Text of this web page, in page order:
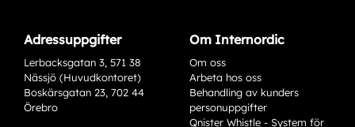
Adressuppgifter
Lerbacksgatan 3, 571 38
Nässjö (Huvudkontoret)
Boskärsgatan 23, 702 44
Örebro
Om Internordic
Om oss
Arbeta hos oss
Behandling av kunders
personuppgifter
Qnister Whistle - System för